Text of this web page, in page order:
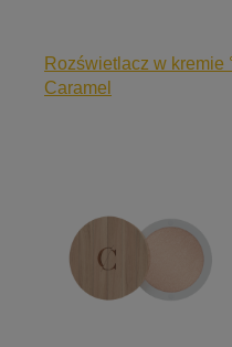
Rozświetlacz w kremie
Caramel